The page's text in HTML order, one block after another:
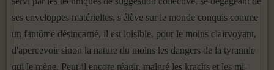
ses enveloppes matérielles, s'élève sur le monde conquis comme
un fantôme désincarné, il est loisible, pour le moins clairvoyant,
d'apercevoir sinon la nature du moins les dangers de la tyrannie
qui le mène. Peut-il encore réagir, malgré les krachs et les mi­